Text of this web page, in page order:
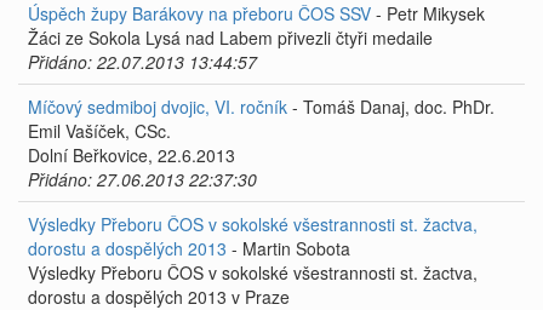
Úspěch župy Barákovy na přeboru ČOS SSV - Petr Mikysek
Žáci ze Sokola Lysá nad Labem přivezli čtyři medaile
Přidáno: 22.07.2013 13:44:57
Míčový sedmiboj dvojic, VI. ročník - Tomáš Danaj, doc. PhDr.
Emil Vašíček, CSc.
Dolní Beřkovice, 22.6.2013
Přidáno: 27.06.2013 22:37:30
Výsledky Přeboru ČOS v sokolské všestrannosti st. žactva,
dorostu a dospělých 2013 - Martin Sobota
Výsledky Přeboru ČOS v sokolské všestrannosti st. žactva,
dorostu a dospělých 2013 v Praze